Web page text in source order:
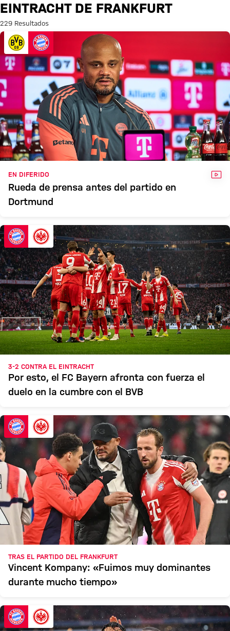
Búsqueda: Eintracht de
EINTRACHT DE FRANKFURT
229 Resultados
EN DIFERIDO
Rueda de prensa antes del partido en
Dortmund
3-2 CONTRA EL EINTRACHT
Por esto, el FC Bayern afronta con fuerza el
duelo en la cumbre con el BVB
TRAS EL PARTIDO DEL FRANKFURT
Vincent Kompany: «Fuimos muy dominantes
durante mucho tiempo»